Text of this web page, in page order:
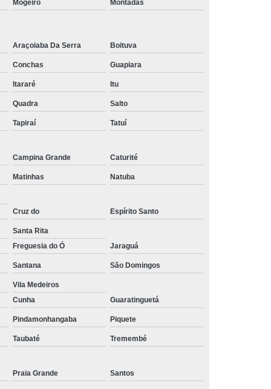
Mogeiro Montadas
Araçoiaba Da Serra Boituva
Conchas Guapiara
Itararé Itu
Quadra Salto
Tapiraí Tatuí
Campina Grande Caturité
Matinhas Natuba
Cruz do Espírito Santo
Santa Rita
Freguesia do Ó Jaraguá
Santana São Domingos
Vila Medeiros
Cunha Guaratinguetá
Pindamonhangaba Piquete
Taubaté Tremembé
Praia Grande Santos